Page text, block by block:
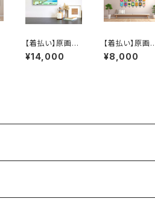
【着払い】原画：
角島大橋（Illust
rator 西川涼太）
¥14,000
【着払い】原画：
お野菜シリーズ
❶（Illustrator
¥8,000